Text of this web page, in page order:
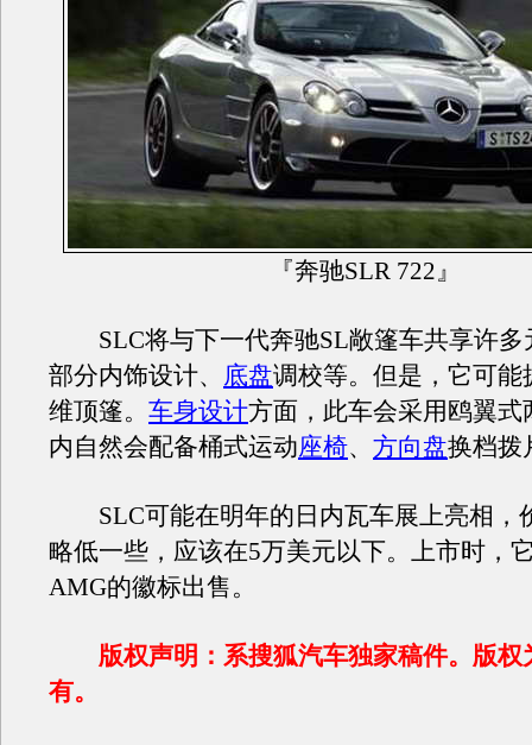
『奔驰SLR 722』
SLC将与下一代奔驰SL敞篷车共享许多
部分内饰设计、 底盘调校等。但是，它可能
维顶篷。 车身设计方面，此车会采用鸥翼式
内自然会配备桶式运动座椅、 方向盘换档拨
SLC可能在明年的日内瓦车展上亮相，
略低一些，应该在5万美元以下。上市时，
AMG的徽标出售。
版权声明：系搜狐汽车独家稿件。版权
有。